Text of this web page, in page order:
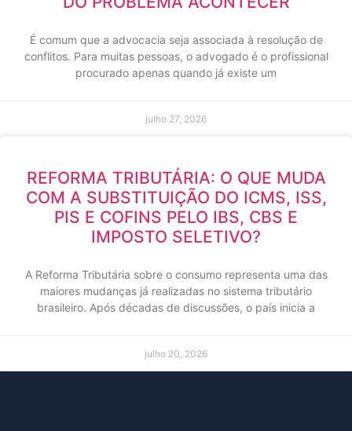
É comum que a advocacia seja associada à resolução de
conflitos. Para muitas pessoas, o advogado é o profissional
procurado apenas quando já existe um
julho 27, 2026
REFORMA TRIBUTÁRIA: O QUE MUDA
COM A SUBSTITUIÇÃO DO ICMS, ISS,
PIS E COFINS PELO IBS, CBS E
IMPOSTO SELETIVO?
A Reforma Tributária sobre o consumo representa uma das
maiores mudanças já realizadas no sistema tributário
brasileiro. Após décadas de discussões, o país inicia a
julho 20, 2026